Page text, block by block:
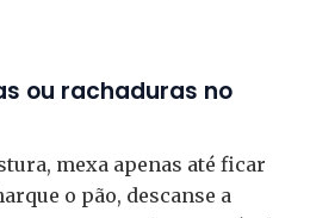
ou rachaduras no
mexa apenas até ficar
o pão, descanse a